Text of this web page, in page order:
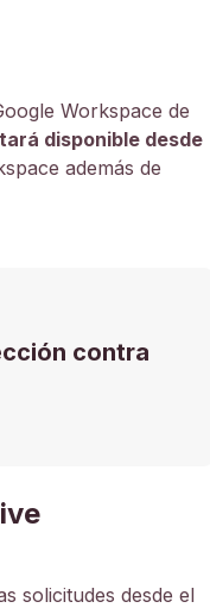
Workspace de
disponible desde
además de
contra
solicitudes desde el